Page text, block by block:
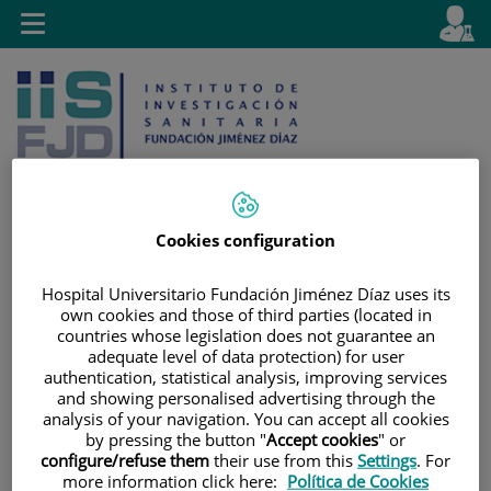
Saltar al contenido
contenido
activo
es
Toggle
navigation
Cookies configuration
Hospital Universitario Fundación Jiménez Díaz uses its
own cookies and those of third parties (located in
countries whose legislation does not guarantee an
adequate level of data protection) for user
authentication, statistical analysis, improving services
and showing personalised advertising through the
analysis of your navigation. You can accept all cookies
by pressing the button "Accept cookies" or
configure/refuse them their use from this Settings. For
more information click here: Política de Cookies